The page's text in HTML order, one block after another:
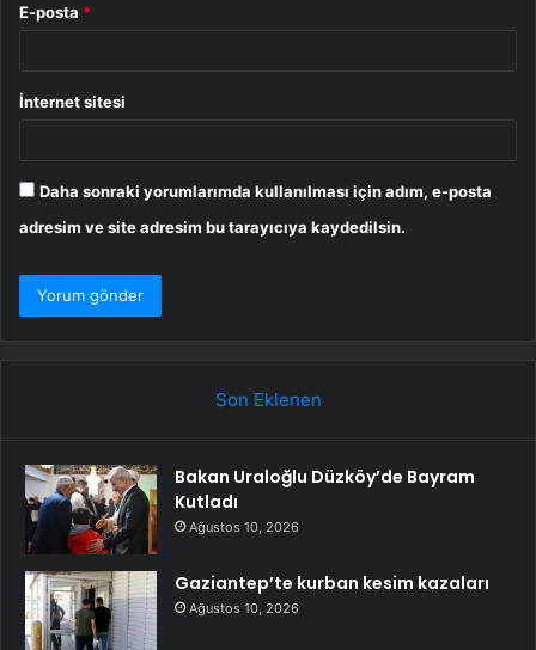
E-posta *
İnternet sitesi
Daha sonraki yorumlarımda kullanılması için adım, e-posta
adresim ve site adresim bu tarayıcıya kaydedilsin.
Son Eklenen
Bakan Uraloğlu Düzköy’de Bayram
Kutladı
Ağustos 10, 2026
Gaziantep’te kurban kesim kazaları
Ağustos 10, 2026